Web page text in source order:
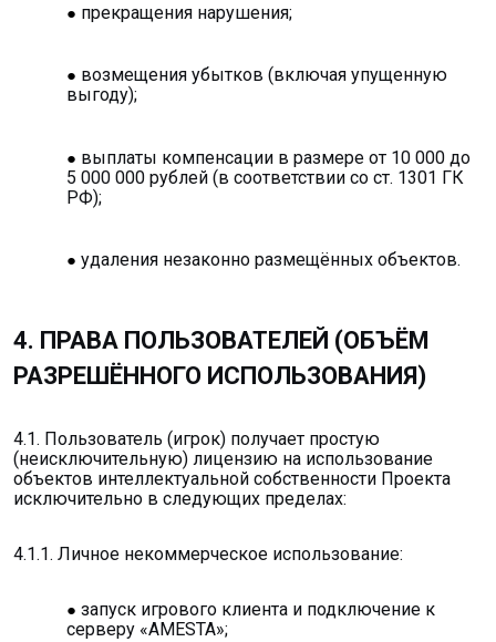
прекращения нарушения;
возмещения убытков (включая упущенную
выгоду);
выплаты компенсации в размере от 10 000 до
5 000 000 рублей (в соответствии со ст. 1301 ГК
РФ);
удаления незаконно размещённых объектов.
4. ПРАВА ПОЛЬЗОВАТЕЛЕЙ (ОБЪЁМ
РАЗРЕШЁННОГО ИСПОЛЬЗОВАНИЯ)
4.1. Пользователь (игрок) получает простую
(неисключительную) лицензию на использование
объектов интеллектуальной собственности Проекта
исключительно в следующих пределах:
4.1.1. Личное некоммерческое использование:
запуск игрового клиента и подключение к
серверу «AMESTA»;